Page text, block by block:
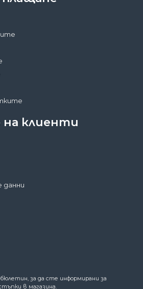
както трябва,
на клиенти
данни
за да сте информирани за
в магазина.